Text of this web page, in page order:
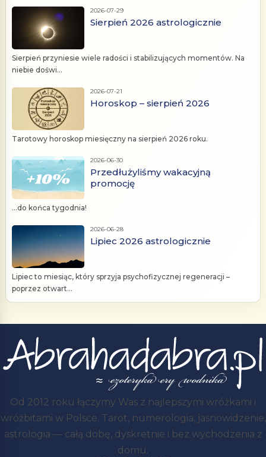
2026-07-29
Sierpień 2026 astrologicznie
Sierpień przyniesie wiele radości i stabilizujących momentów. Na
niebie doświ...
2026-07-21
Horoskop – sierpień 2026
Tarotowy horoskop miesięczny na sierpień 2026 roku.
2026-06-30
Przedłużyliśmy wakacyjną
promocję
...do końca tygodnia!
2026-06-28
Lipiec 2026 astrologicznie
Lipiec to miesiąc, który sprzyja psychofizycznej regeneracji –
poprzez otwart...
Od 2012 roku łączymy Was z najlepszymi wróżkami i
wróżbitami w Polsce. Tarot, numerologia, jasnowidzenie,
astrologia — całą dobę, dyskretnie i bez wychodzenia z
domu.